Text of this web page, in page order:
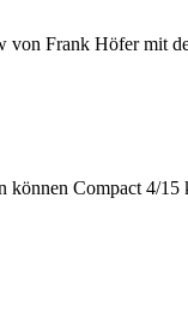
Frank Höfer mit
können Compact 4/15